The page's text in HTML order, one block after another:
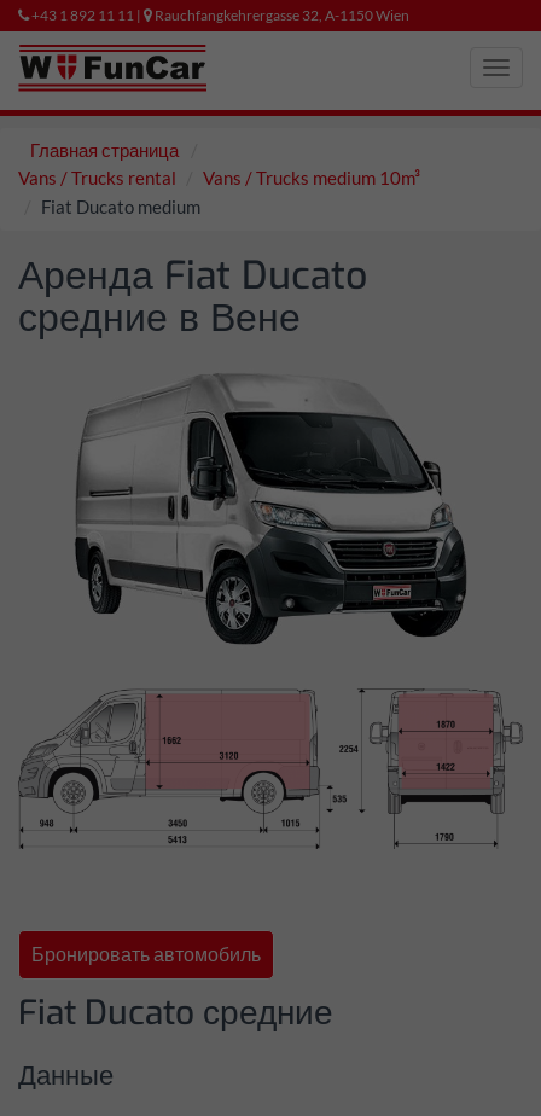
+43 1 892 11 11 | Rauchfangkehrergasse 32, A-1150 Wien
Главная страница
Vans / Trucks rental
Vans / Trucks medium 10m³
Fiat Ducato medium
Аренда Fiat Ducato
средние в Вене
Бронировать автомобиль
Fiat Ducato средние
Данные